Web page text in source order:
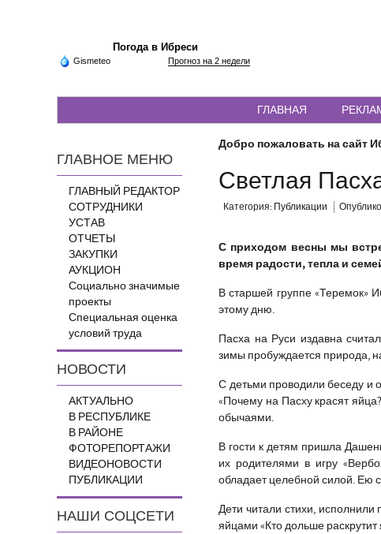
Погода в Ибреси
Gismeteo Прогноз на 2 недели
ГЛАВНАЯ
ГЛАВНОЕ МЕНЮ
ГЛАВНЫЙ РЕДАКТОР
СОТРУДНИКИ
УСТАВ
ОТЧЕТЫ
ЗАКУПКИ
АУКЦИОН
Социально значимые
проекты
Специальная оценка
условий труда
НОВОСТИ
АКТУАЛЬНО
В РЕСПУБЛИКЕ
В РАЙОНЕ
ФОТОРЕПОРТАЖИ
ВИДЕОНОВОСТИ
ПУБЛИКАЦИИ
НАШИ СОЦСЕТИ
Добро пожаловать на сайт
Светлая
Категория: Публикации
С приходом весны мы
время радости, тепла и
В старшей группе «Теремок»
этому дню.
Пасха на Руси издавна
зимы пробуждается природа,
С детьми проводили беседу и
«Почему на Пасху красят
обычаями.
В гости к детям пришла
их родителями в игру
обладает целебной силой. Ею
Дети читали стихи,
яйцами «Кто дольше раскрутит